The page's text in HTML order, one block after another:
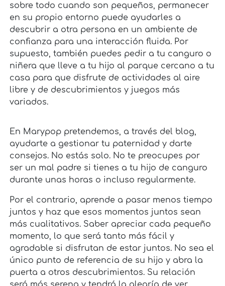
sobre todo cuando son pequeños, permanecer
en su propio entorno puede ayudarles a
descubrir a otra persona en un ambiente de
confianza para una interacción fluida. Por
supuesto, también puedes pedir a tu canguro o
niñera que lleve a tu hijo al parque cercano a tu
casa para que disfrute de actividades al aire
libre y de descubrimientos y juegos más
variados.
En Marypop pretendemos, a través del blog,
ayudarte a gestionar tu paternidad y darte
consejos. No estás solo. No te preocupes por
ser un mal padre si tienes a tu hijo de canguro
durante unas horas o incluso regularmente.
Por el contrario, aprende a pasar menos tiempo
juntos y haz que esos momentos juntos sean
más cualitativos. Saber apreciar cada pequeño
momento, lo que será tanto más fácil y
agradable si disfrutan de estar juntos. No sea el
único punto de referencia de su hijo y abra la
puerta a otros descubrimientos. Su relación